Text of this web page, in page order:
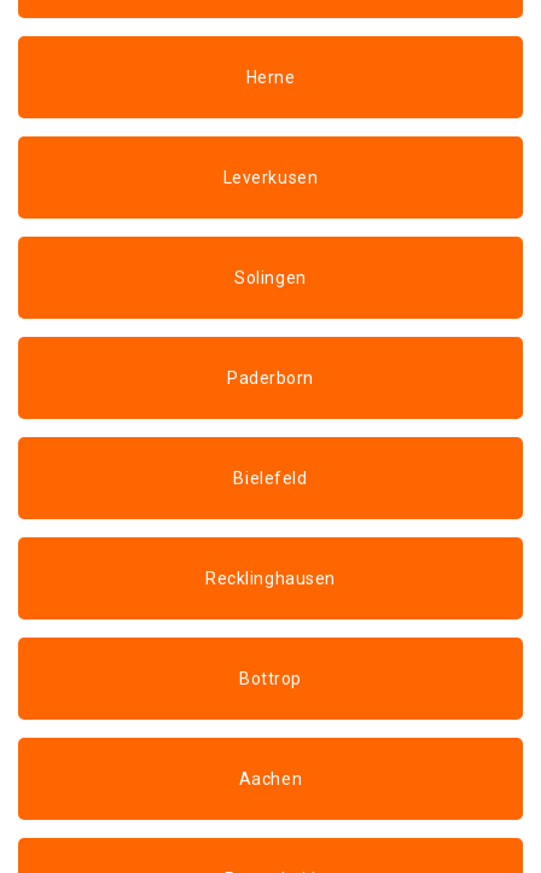
Herne
Leverkusen
Solingen
Paderborn
Bielefeld
Recklinghausen
Bottrop
Aachen